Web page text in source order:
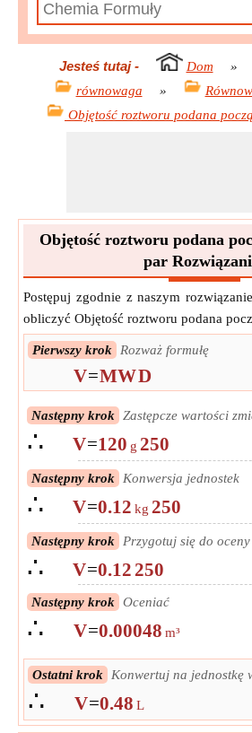
Jesteś tutaj- Dom »
równowaga
»
Objętość roztworu podana
Objętość roztworu podana
par
Postępuj zgodnie z naszym
obliczyć Objętość roztworu podana
Pierwszy krok Rozważ formułę
V=MWD
Następny krok Zastępcze wartości
∴ V=120 g 250
Następny krok Konwersja jednostek
∴ V=0.12 kg 250
Następny krok Przygotuj się do oceny
∴ V=0.12250
Następny krok Oceniać
∴ V=0.00048 m³
Ostatni krok Konwertuj na jednostkę
∴ V=0.48 L